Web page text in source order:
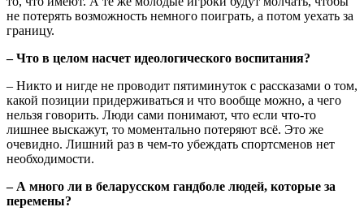
не потерять возможность немного поиграть, а потом уехать за
границу.
– Что в целом насчет идеологического воспитания?
– Никто и нигде не проводит пятиминуток с рассказами о том,
какой позиции придерживаться и что вообще можно, а чего
нельзя говорить. Люди сами понимают, что если что-то
лишнее выскажут, то моментально потеряют всё. Это же
очевидно. Лишний раз в чем-то убеждать спортсменов нет
необходимости.
– А много ли в беларусском гандболе людей, которые за
перемены?